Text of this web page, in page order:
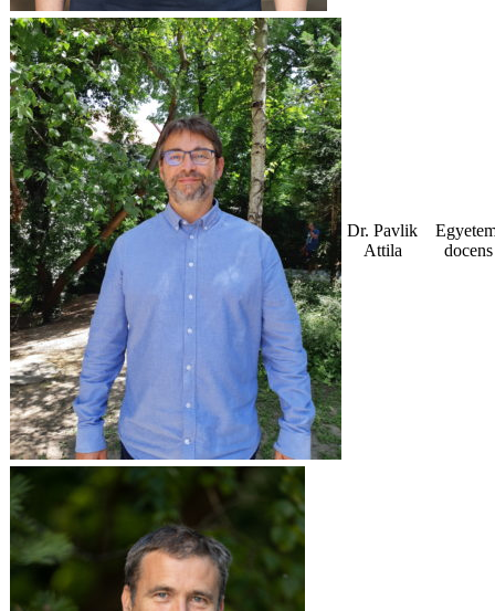
Dr. Pavlik
Attila
docens